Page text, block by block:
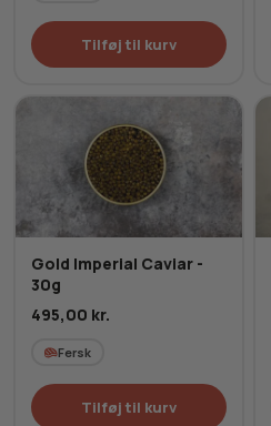
Tilføj til kurv
Gold Imperial Caviar -
30g
495,00 kr.
Fersk
Tilføj til kurv